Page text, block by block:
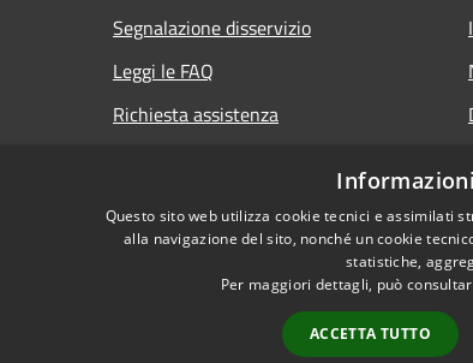
Segnalazione disservizio
Leggi le FAQ
Richiesta assistenza
Questo sito web utilizza cookie tecnici e assimilati
alla navigazione del sito, nonché un cookie
statistiche,
Per maggiori dettagli, può
ACCETTA TUTTO